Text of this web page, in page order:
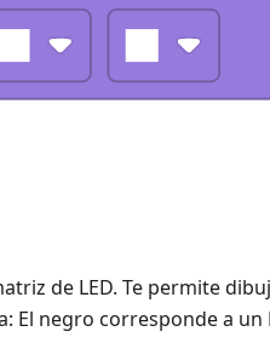
de LED. Te permite
El negro corresponde a un